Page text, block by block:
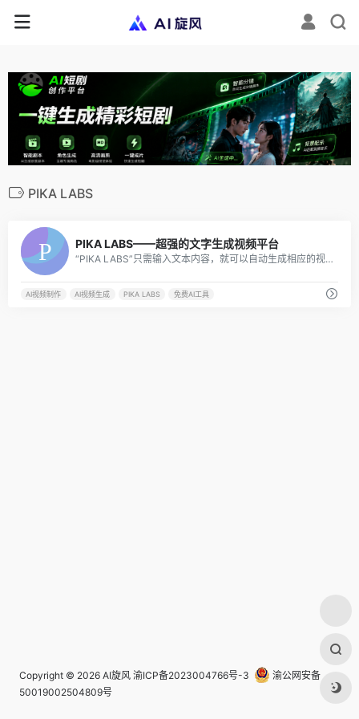
PIKA LABS
PIKA LABS——超强的文字生成视频平台
“PIKA LABS”只需输入文本内容，就可以自动生成相应的视频。这使得用户可以快速地将他们的创意转化为视觉内容，而无需具备专业的视频制作技能。
AI视频制作 AI视频生成 PIKA LABS 免费AI工具
Copyright © 2026 AI旋风 渝ICP备2023004766号-3
渝公网安备
50019002504809号